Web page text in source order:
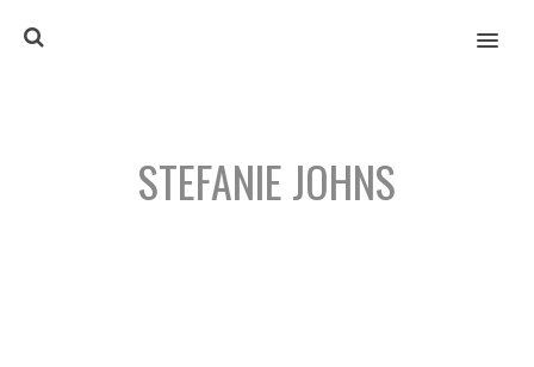
MENU
STEFANIE JOHNS